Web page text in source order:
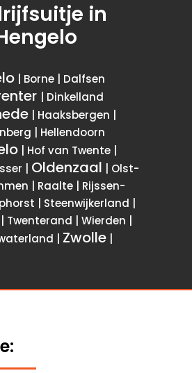
in
| Borne | Dalfsen
| Dinkelland
| Haaksbergen |
| Hellendoorn
| Hof van Twente |
| Oldenzaal | Olst-
| Raalte | Rijssen-
| Steenwijkerland |
Twenterand | Wierden |
| Zwolle|